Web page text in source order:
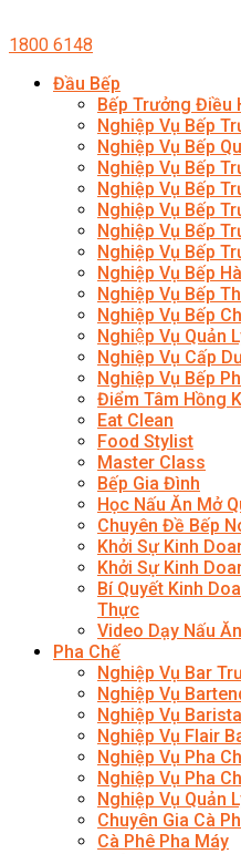
1800 6148
Đầu Bếp
Bếp Trưởng Điều
Nghiệp Vụ Bếp
Nghiệp Vụ Bếp
Nghiệp Vụ Bếp
Nghiệp Vụ Bếp
Nghiệp Vụ Bếp
Nghiệp Vụ Bếp
Nghiệp Vụ Bếp
Nghiệp Vụ Bếp
Nghiệp Vụ Bếp
Nghiệp Vụ Bếp
Nghiệp Vụ Quản
Nghiệp Vụ Cấp
Nghiệp Vụ Bếp
Điểm Tâm Hồng
Eat Clean
Food Stylist
Master Class
Bếp Gia Đình
Học Nấu Ăn Mở
Chuyên Đề Bếp
Khởi Sự Kinh
Khởi Sự Kinh
Bí Quyết Kinh
Thực
Video Dạy Nấu Ăn
Pha Chế
Nghiệp Vụ Bar
Nghiệp Vụ
Nghiệp Vụ
Nghiệp Vụ Flair
Nghiệp Vụ Pha
Nghiệp Vụ Pha
Nghiệp Vụ Quản
Chuyên Gia Cà
Cà Phê Pha Máy